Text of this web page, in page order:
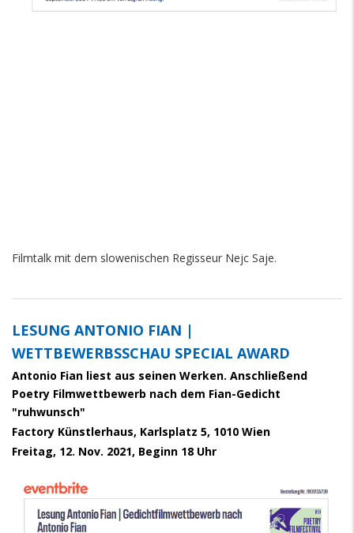
Filmtalk mit dem slowenischen Regisseur Nejc Saje.
LESUNG ANTONIO FIAN |
WETTBEWERBSSCHAU SPECIAL AWARD
Antonio Fian liest aus seinen Werken. Anschließend
Poetry Filmwettbewerb nach dem Fian-Gedicht
"ruhwunsch"
Factory Künstlerhaus, Karlsplatz 5, 1010 Wien
Freitag, 12. Nov. 2021, Beginn 18 Uhr